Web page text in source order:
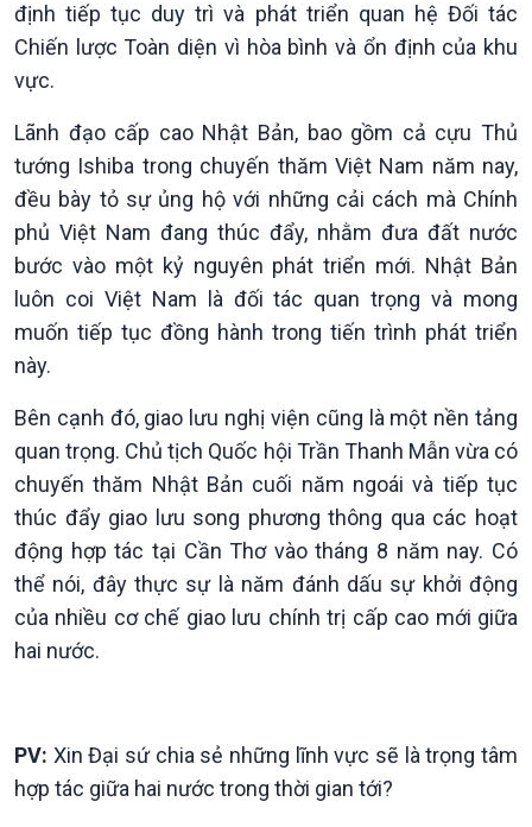
Văn hoá & Du lịch
Tin Văn hoá & Du lịch
Chát với người nổi tiếng
Câu chuyện Thể thao
Multimedia
Ảnh
Video
định tiếp tục duy trì và phát triển quan hệ Đối tác
Chiến lược Toàn diện vì hòa bình và ổn định của khu
vực.
Lãnh đạo cấp cao Nhật Bản, bao gồm cả cựu Thủ
tướng Ishiba trong chuyến thăm Việt Nam năm nay,
đều bày tỏ sự ủng hộ với những cải cách mà Chính
phủ Việt Nam đang thúc đẩy, nhằm đưa đất nước
bước vào một kỷ nguyên phát triển mới. Nhật Bản
luôn coi Việt Nam là đối tác quan trọng và mong
muốn tiếp tục đồng hành trong tiến trình phát triển
này.
Bên cạnh đó, giao lưu nghị viện cũng là một nền tảng
quan trọng. Chủ tịch Quốc hội Trần Thanh Mẫn vừa có
chuyến thăm Nhật Bản cuối năm ngoái và tiếp tục
thúc đẩy giao lưu song phương thông qua các hoạt
động hợp tác tại Cần Thơ vào tháng 8 năm nay. Có
thể nói, đây thực sự là năm đánh dấu sự khởi động
của nhiều cơ chế giao lưu chính trị cấp cao mới giữa
hai nước.
PV: Xin Đại sứ chia sẻ những lĩnh vực sẽ là trọng tâm
hợp tác giữa hai nước trong thời gian tới?